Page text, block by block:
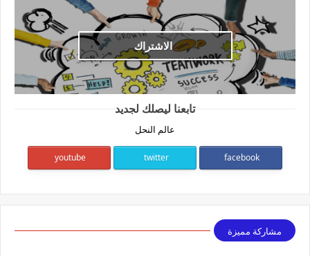
الاشتراك
تابعنا ليصلك لجديد
عالم النحل
facebook
twitter
youtube
مشاركة مميزة